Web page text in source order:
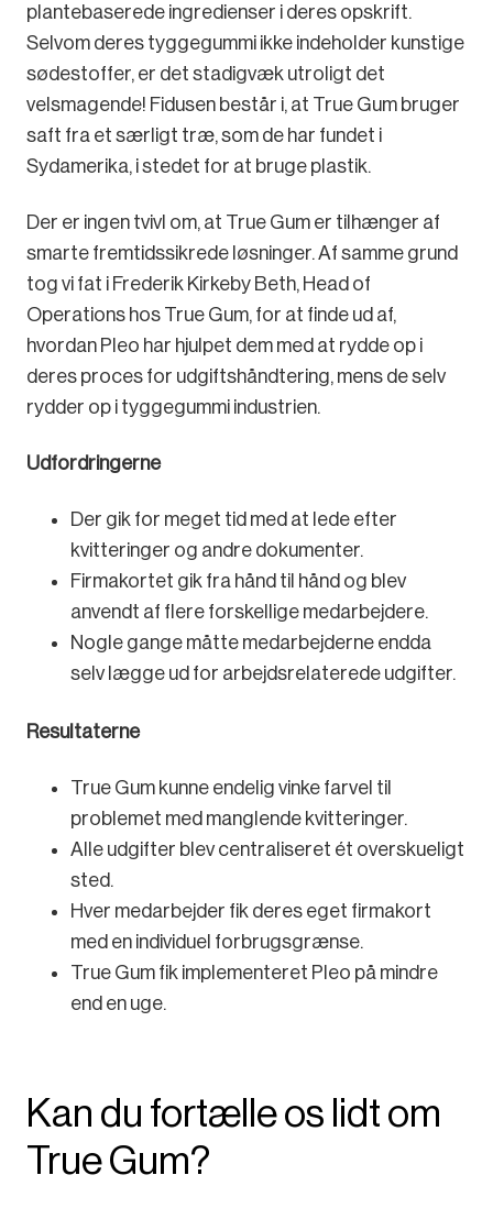
plantebaserede ingredienser i deres opskrift.
Selvom deres tyggegummi ikke indeholder kunstige
sødestoffer, er det stadigvæk utroligt det
velsmagende! Fidusen består i, at True Gum bruger
saft fra et særligt træ, som de har fundet i
Sydamerika, i stedet for at bruge plastik.
Der er ingen tvivl om, at True Gum er tilhænger af
smarte fremtidssikrede løsninger. Af samme grund
tog vi fat i Frederik Kirkeby Beth, Head of
Operations hos True Gum, for at finde ud af,
hvordan Pleo har hjulpet dem med at rydde op i
deres proces for udgiftshåndtering, mens de selv
rydder op i tyggegummi industrien.
Udfordringerne
Der gik for meget tid med at lede efter
kvitteringer og andre dokumenter.
Firmakortet gik fra hånd til hånd og blev
anvendt af flere forskellige medarbejdere.
Nogle gange måtte medarbejderne endda
selv lægge ud for arbejdsrelaterede udgifter.
Resultaterne
True Gum kunne endelig vinke farvel til
problemet med manglende kvitteringer.
Alle udgifter blev centraliseret ét overskueligt
sted.
Hver medarbejder fik deres eget firmakort
med en individuel forbrugsgrænse.
True Gum fik implementeret Pleo på mindre
end en uge.
Kan du fortælle os lidt om
True Gum?